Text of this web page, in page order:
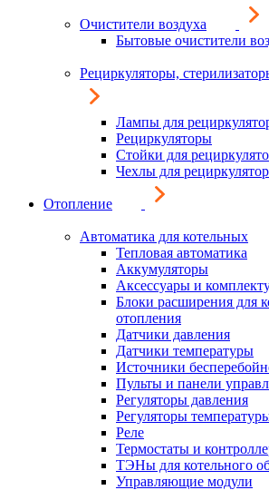
Очистители воздуха
Бытовые очистители
Рециркуляторы,
Лампы для
Рециркуляторы
Стойки для
Чехлы для
Отопление
Автоматика для котельных
Тепловая автоматика
Аккумуляторы
Аксессуары и
Блоки расширения для
отопления
Датчики давления
Датчики температуры
Источники
Пульты и панели
Регуляторы давления
Регуляторы
Реле
Термостаты и
ТЭНы для котельного
Управляющие модули